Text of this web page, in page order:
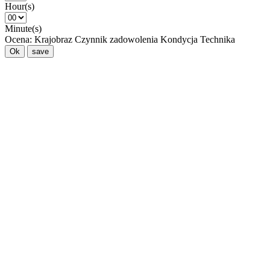
Hour(s)
Minute(s)
Ocena: Krajobraz Czynnik zadowolenia Kondycja Technika
Ok save